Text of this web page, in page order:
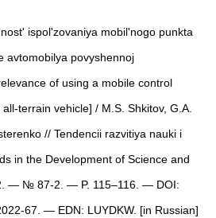
ispol'zovaniya mobil'nogo punkta
avtomobilya povyshennoj
of using a mobile control
terrain vehicle] / M.S. Shkitov, G.A.
// Tendencii razvitiya nauki i
in the Development of Science and
— № 87-2. — P. 115–116. — DOI:
67. — EDN: LUYDKW. [in Russian]